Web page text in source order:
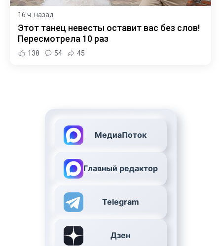
16 ч. назад
Этот танец невесты оставит вас без слов!
Пересмотрела 10 раз
138 54 45
МедиаПоток
Главный редактор
Telegram
Дзен